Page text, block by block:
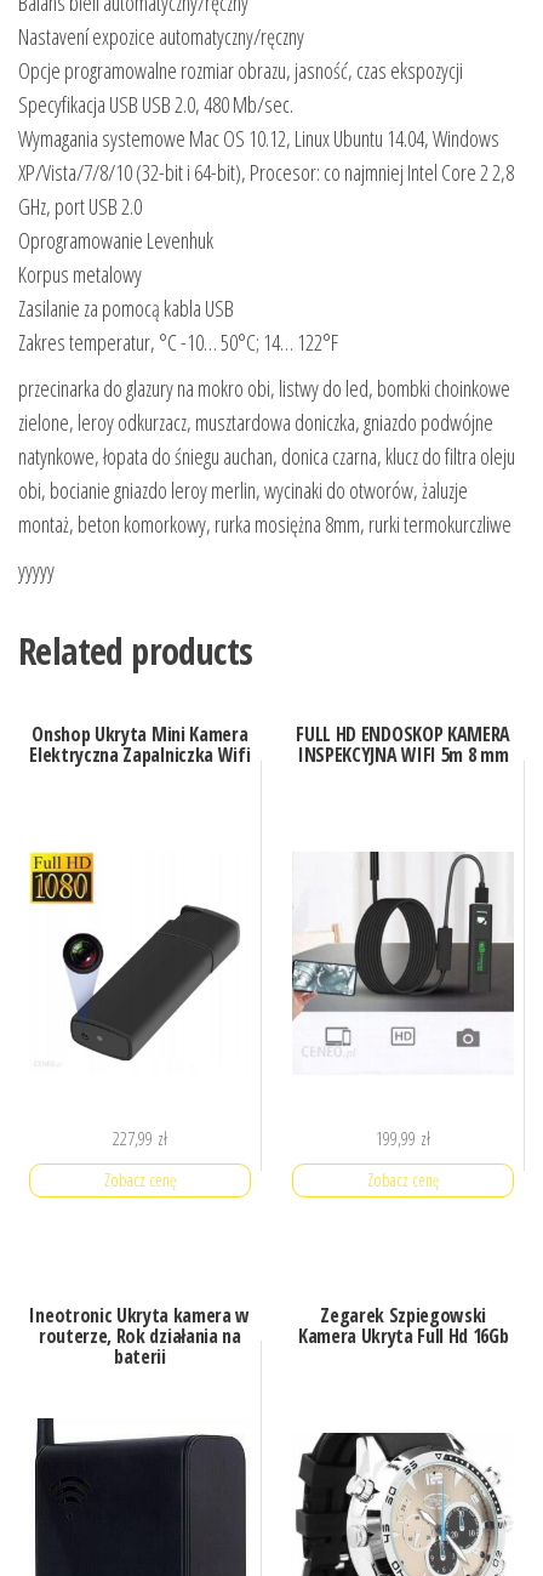
Nastavení expozice automatyczny/ręczny
Opcje programowalne rozmiar obrazu, jasność, czas ekspozycji
Specyfikacja USB USB 2.0, 480 Mb/sec.
Wymagania systemowe Mac OS 10.12, Linux Ubuntu 14.04, Windows
XP/Vista/7/8/10 (32-bit i 64-bit), Procesor: co najmniej Intel Core 2 2,8
GHz, port USB 2.0
Oprogramowanie Levenhuk
Korpus metalowy
Zasilanie za pomocą kabla USB
Zakres temperatur, °C -10… 50°C; 14… 122°F
przecinarka do glazury na mokro obi, listwy do led, bombki choinkowe
zielone, leroy odkurzacz, musztardowa doniczka, gniazdo podwójne
natynkowe, łopata do śniegu auchan, donica czarna, klucz do filtra oleju
obi, bocianie gniazdo leroy merlin, wycinaki do otworów, żaluzje
montaż, beton komorkowy, rurka mosiężna 8mm, rurki termokurczliwe
yyyyy
Related products
Onshop Ukryta Mini Kamera
Elektryczna Zapalniczka Wifi
227,99 zł
Zobacz cenę
FULL HD ENDOSKOP KAMERA
INSPEKCYJNA WIFI 5m 8 mm
199,99 zł
Zobacz cenę
Ineotronic Ukryta kamera w
routerze, Rok działania na
baterii
Zegarek Szpiegowski
Kamera Ukryta Full Hd 16Gb